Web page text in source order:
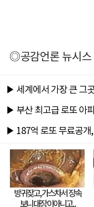
◎공감언론 뉴시스